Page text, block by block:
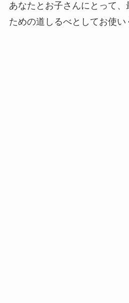
あなたとお子さんにとって
ための道しるべとしてお使い